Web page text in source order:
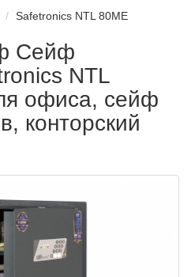
Safetronics NTL 80ME
Сейф
NTL
офиса, сейф
конторский